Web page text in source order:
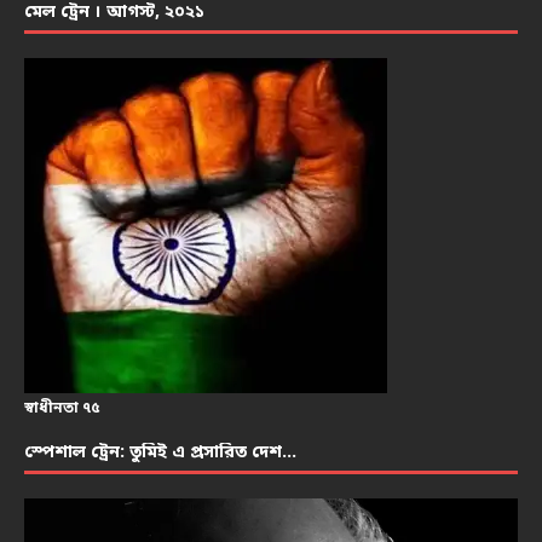
মেল ট্রেন । আগস্ট, ২০২১
স্বাধীনতা ৭৫
স্পেশাল ট্রেন: তুমিই এ প্রসারিত দেশ…